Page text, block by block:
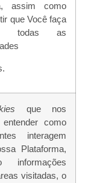
assim como
que Você faça
todas as
que nos
como
interagem
Plataforma,
informações
visitadas, o